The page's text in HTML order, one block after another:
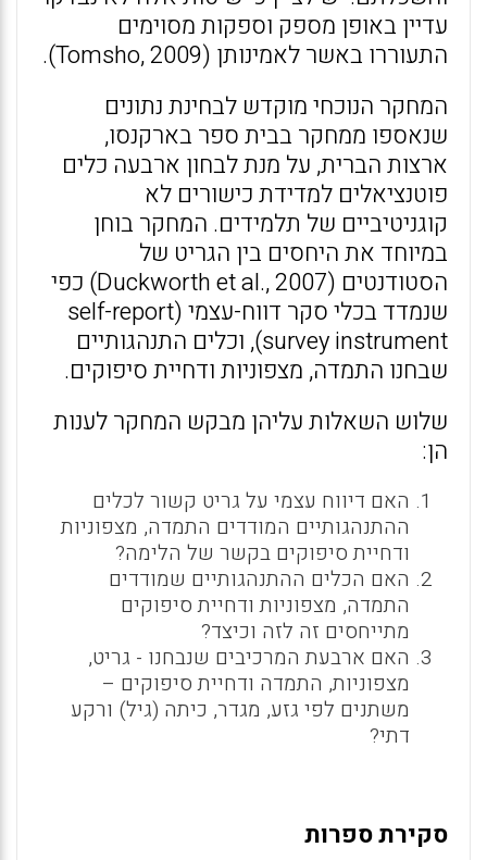
עדיין באופן מספק וספקות מסוימים
התעוררו באשר לאמינותן (Tomsho, 2009).
המחקר הנוכחי מוקדש לבחינת נתונים
שנאספו ממחקר בבית ספר בארקנסו,
ארצות הברית, על מנת לבחון ארבעה כלים
פוטנציאלים למדידת כישורים לא
קוגניטיביים של תלמידים. המחקר בוחן
במיוחד את היחסים בין הגריט של
הסטודנטים (Duckworth et al., 2007) כפי
שנמדד בכלי סקר דווח-עצמי (self-report
survey instrument), וכלים התנהגותיים
שבחנו התמדה, מצפוניות ודחיית סיפוקים.
שלוש השאלות עליהן מבקש המחקר לענות
הן:
האם דיווח עצמי על גריט קשור לכלים
ההתנהגותיים המודדים התמדה, מצפוניות
ודחיית סיפוקים בקשר של הלימה?
האם הכלים ההתנהגותיים שמודדים
התמדה, מצפוניות ודחיית סיפוקים
מתייחסים זה לזה וכיצד?
האם ארבעת המרכיבים שנבחנו - גריט,
מצפוניות, התמדה ודחיית סיפוקים –
משתנים לפי גזע, מגדר, כיתה (גיל) ורקע
דתי?
סקירת ספרות